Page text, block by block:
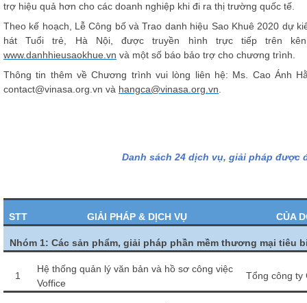
trợ hiệu quả hơn cho các doanh nghiệp khi đi ra thị trường quốc tế.
Theo kế hoạch, Lễ Công bố và Trao danh hiệu Sao Khuê 2020 dự
hát Tuổi trẻ, Hà Nội, được truyền hình trực tiếp trên
www.danhhieusaokhue.vn và một số báo bảo trợ cho chương trình.
Thông tin thêm về Chương trình vui lòng liên hệ: Ms. Cao Ánh
contact@vinasa.org.vn và hangca@vinasa.org.vn.
Danh sách 24 dịch vụ, giải pháp được
STT GIẢI PHÁP & DỊCH VỤ CỦA
Nhóm 1: Các sản phẩm, giải pháp phần mềm thương mại tiêu
1
Hệ thống quản lý văn bản và hồ sơ công việc
Voffice
Tổng công ty